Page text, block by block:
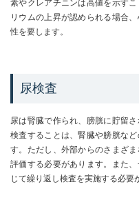
素やクレアチニンは高値を示す
リウムの上昇が認められる場合
性を要します。
尿検査
尿は腎臓で作られ、膀胱に貯留
検査することは、腎臓や膀胱な
す。ただし、外部からのさまざ
評価する必要があります。また
じて繰り返し検査を実施する必要